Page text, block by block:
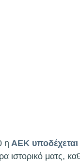
η ΑΕΚ υποδέχεται
ιστορικό ματς,